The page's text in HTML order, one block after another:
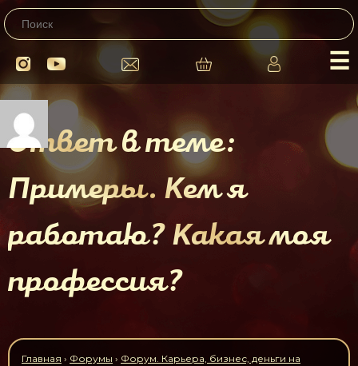
☰
Ответ в теме:
Примеры. Кем я
работаю? Какая моя
профессия?
Главная › Форумы › Форум. Карьера, бизнес, деньги на